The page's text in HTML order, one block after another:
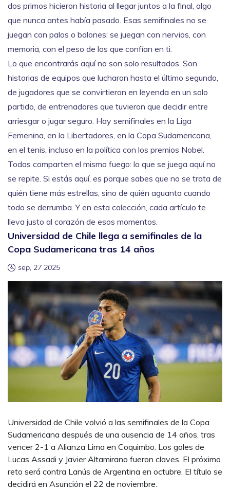
dos primos hicieron historia al llegar juntos a la final, algo
que nunca antes había pasado. Esas semifinales no se
juegan con palos o balones: se juegan con nervios, con
memoria, con el peso de los que confían en ti.
Lo que encontrarás aquí no son solo resultados. Son
historias de equipos que lucharon hasta el último segundo,
de jugadores que se convirtieron en leyenda en un solo
partido, de entrenadores que tuvieron que decidir entre
arriesgar o jugar seguro. Hay semifinales en la Liga
Femenina, en la Libertadores, en la Copa Sudamericana,
en el tenis, incluso en la política con los premios Nobel.
Todas comparten el mismo fuego: lo que se juega aquí no
se repite. Si estás aquí, es porque sabes que no se trata de
quién tiene más estrellas, sino de quién aguanta cuando
todo se derrumba. Y en esta colección, cada artículo te
lleva justo al corazón de esos momentos.
Universidad de Chile llega a semifinales de la
Copa Sudamericana tras 14 años
sep, 27 2025
Universidad de Chile volvió a las semifinales de la Copa
Sudamericana después de una ausencia de 14 años, tras
vencer 2-1 a Alianza Lima en Coquimbo. Los goles de
Lucas Assadi y Javier Altamirano fueron claves. El próximo
reto será contra Lanús de Argentina en octubre. El título se
decidirá en Asunción el 22 de noviembre.